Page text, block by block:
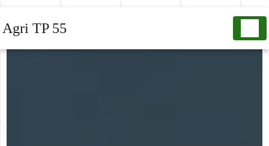
Agri TP 55
Panneau de gestion des cookies